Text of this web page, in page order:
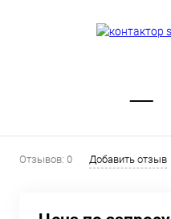
Отзывов: 0 Добавить отзыв